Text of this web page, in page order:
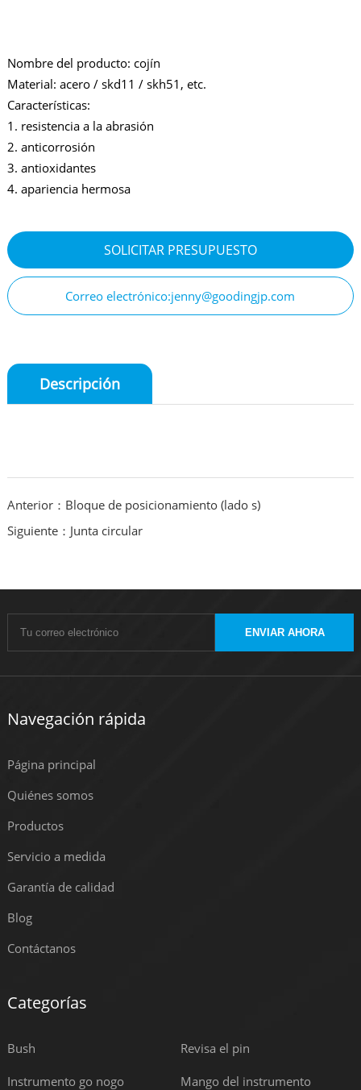
Nombre del producto: cojín
Material: acero / skd11 / skh51, etc.
Características:
1. resistencia a la abrasión
2. anticorrosión
3. antioxidantes
4. apariencia hermosa
SOLICITAR PRESUPUESTO
Correo electrónico:jenny@goodingjp.com
Descripción
Anterior：Bloque de posicionamiento (lado s)
Siguiente：Junta circular
ENVIAR AHORA
Navegación rápida
Página principal
Quiénes somos
Productos
Servicio a medida
Garantía de calidad
Blog
Contáctanos
Categorías
Bush Revisa el pin
Instrumento go nogo Mango del instrumento